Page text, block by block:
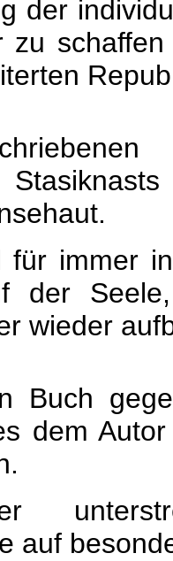
der
zu
Stasiknasts
für immer
der
wieder
Buch
dem
auf